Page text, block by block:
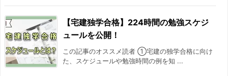
【宅建独学合格】224時間の勉強スケジ
ュールを公開！
この記事のオススメ読者 ①宅建の独学合格に向け
た、スケジュールや勉強時間の例を知 ...